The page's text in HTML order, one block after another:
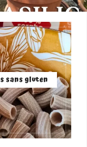
sans gluten